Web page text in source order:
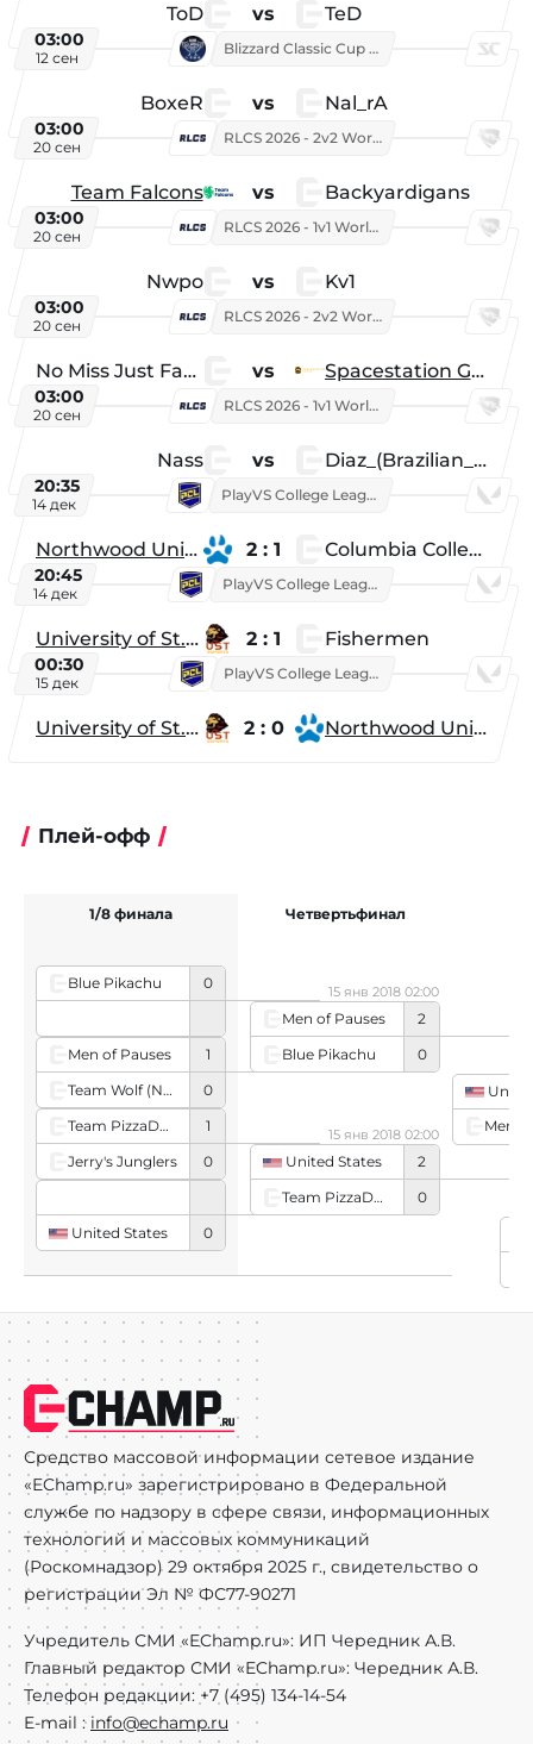
ToD vs TeD
03:00
12 сен
Blizzard Classic Cup 2026
BoxeR vs Nal_rA
03:00
20 сен
RLCS 2026 - 2v2 World Championship
Team Falcons vs Backyardigans
03:00
20 сен
RLCS 2026 - 1v1 World Championship
Nwpo vs Kv1
03:00
20 сен
RLCS 2026 - 2v2 World Championship
No Miss Just Fake vs Spacestation Gaming
03:00
20 сен
RLCS 2026 - 1v1 World Championship
Nass vs Diaz_(Brazilian_Player)
20:35
14 дек
PlayVS College League 2025: Fall
Northwood University 2 : 1 Columbia College
20:45
14 дек
PlayVS College League 2025: Fall
University of St. Thomas 2 : 1 Fishermen
00:30
15 дек
PlayVS College League 2025: Fall
University of St. Thomas 2 : 0 Northwood University
Плей-офф
Blue Pikachu 0
Men of Pauses
1
Team Wolf (North American team)
0
Team PizzaDog
1
Jerry's Junglers
0
United States 0
1/8 финала
Men of Pauses
2
Blue Pikachu
0
15 янв 2018 02:00
United States
2
Team PizzaDog
0
15 янв 2018 02:00
Четвертьфинал
Men
Средство массовой информации сетевое издание
«EChamp.ru» зарегистрировано в Федеральной
службе по надзору в сфере связи, информационных
технологий и массовых коммуникаций
(Роскомнадзор) 29 октября 2025 г., свидетельство о
регистрации Эл № ФС77-90271
Учредитель СМИ «EChamp.ru»: ИП Чередник А.В.
Главный редактор СМИ «EChamp.ru»: Чередник А.В.
Телефон редакции: +7 (495) 134-14-54
E-mail : info@echamp.ru